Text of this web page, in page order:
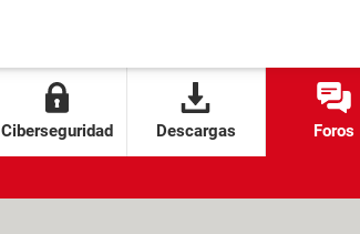
Ciberseguridad Descargas Foros